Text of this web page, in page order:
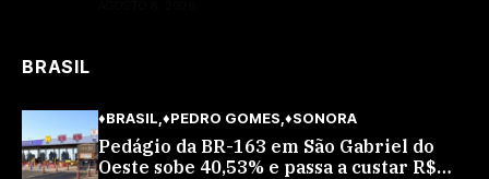
BRASIL
♦BRASIL ♦PEDRO GOMES ♦SONORA
Pedágio da BR-163 em São Gabriel do
Oeste sobe 40,53% e passa a custar R$